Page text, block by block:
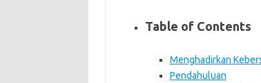
Table of Contents
Menghadirkan
Pendahuluan